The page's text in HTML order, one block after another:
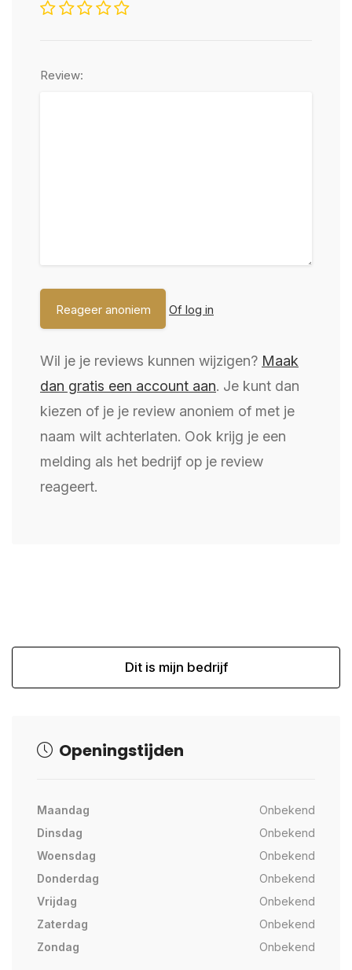
Review:
Of log in
Wil je je reviews kunnen wijzigen? Maak
dan gratis een account aan. Je kunt dan
kiezen of je je review anoniem of met je
naam wilt achterlaten. Ook krijg je een
melding als het bedrijf op je review
reageert.
Dit is mijn bedrijf
Openingstijden
Maandag
Onbekend
Dinsdag
Onbekend
Woensdag
Onbekend
Donderdag
Onbekend
Vrijdag
Onbekend
Zaterdag
Onbekend
Zondag
Onbekend